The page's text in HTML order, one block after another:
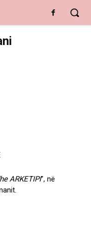
ARKETIPI”, në
.